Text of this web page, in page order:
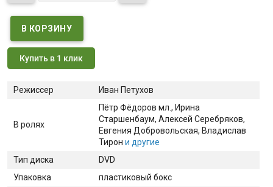
Купить в 1 клик
Режиссер Иван Петухов
В ролях
Пётр Фёдоров мл. , Ирина
Старшенбаум, Алексей Серебряков,
Евгения Добровольская, Владислав
Тирон и другие
Тип диска
DVD
Упаковка
пластиковый бокс